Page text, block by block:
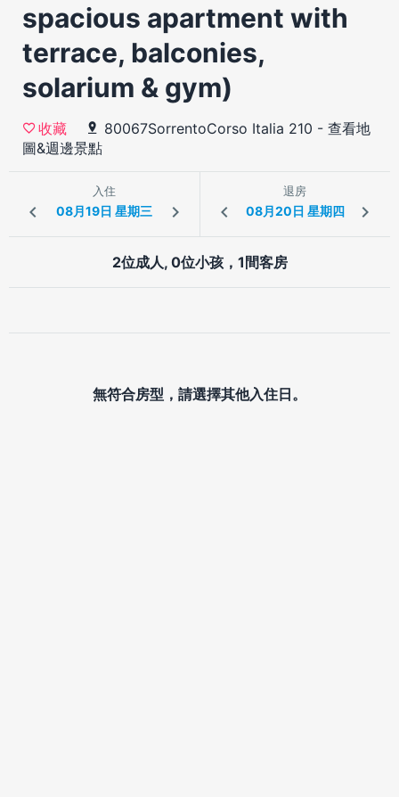
spacious apartment with
terrace, balconies,
solarium & gym)
收藏 80067SorrentoCorso Italia 210 - 查看地
圖&週邊景點
入住 退房
2位成人, 0位小孩，1間客房
無符合房型，請選擇其他入住日。